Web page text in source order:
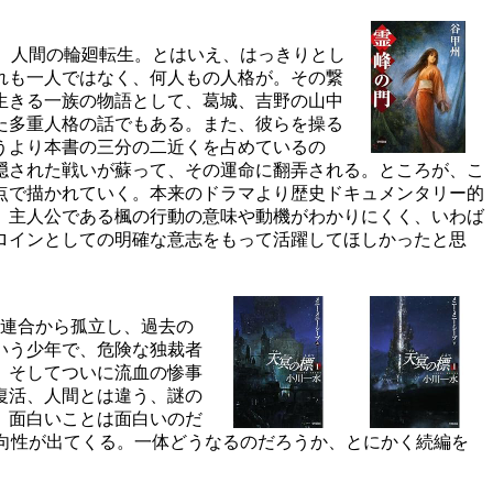
間の輪廻転生。とはいえ、はっきりとし
一人ではなく、何人もの人格が。その繋
る一族の物語として、葛城、吉野の山中
重人格の話でもある。また、彼らを操る
り本書の三分の二近くを占めているの
れた戦いが蘇って、その運命に翻弄される。ところが、こ
描かれていく。本来のドラマより歴史ドキュメンタリー的
人公である楓の行動の意味や動機がわかりにくく、いわば
ンとしての明確な意志をもって活躍してほしかったと思
合から孤立し、過去の
う少年で、危険な独裁者
そしてついに流血の惨事
、人間とは違う、謎の
面白いことは面白いのだ
が出てくる。一体どうなるのだろうか、とにかく続編を